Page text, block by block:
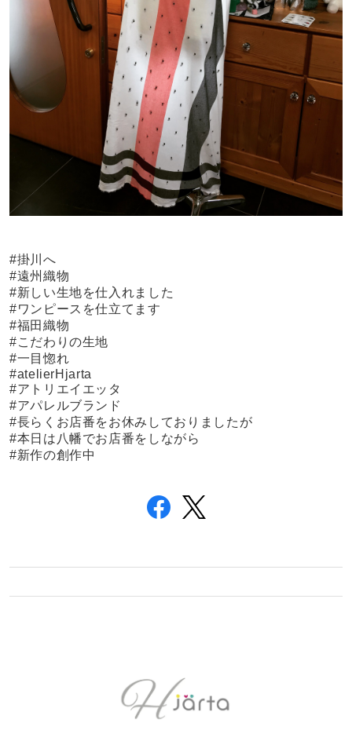
#掛川へ
#遠州織物
#新しい生地を仕入れました
#ワンピースを仕立てます
#福田織物
#こだわりの生地
#一目惚れ
#atelierHjarta
#アトリエイエッタ
#アパレルブランド
#長らくお店番をお休みしておりましたが
#本日は八幡でお店番をしながら
#新作の創作中